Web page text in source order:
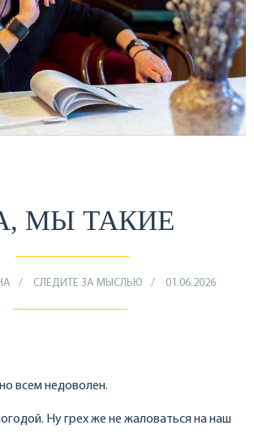
МЫ ТАКИЕ
СЛЕДИТЕ ЗА МЫСЛЬЮ 01.06.2026
всем недоволен.
Ну грех же не жаловаться на наш